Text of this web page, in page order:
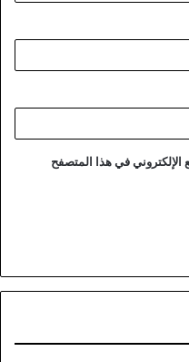
الإلكتروني في هذا المتصفح